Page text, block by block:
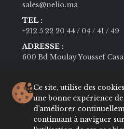
Ce site, utilise des
une bonne expérience
d’améliorer
continuant à naviguer
sales@nelio.ma
TEL :
+212 5 22 20 44 / 04 / 41 / 49
ADRESSE :
600 Bd Moulay Youssef
Navigation